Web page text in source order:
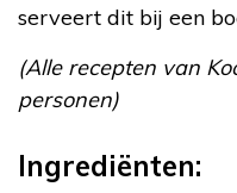
serveert dit bij een
(Alle recepten van
personen)
Ingrediënten: